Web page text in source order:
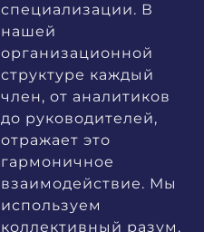
специализации. В
нашей
организационной
структуре каждый
член, от аналитиков
до руководителей,
отражает это
гармоничное
взаимодействие. Мы
используем
коллективный разум,